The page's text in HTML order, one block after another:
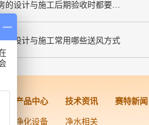
洁净厂房的设计与施工后期验收时都要关注哪几项呢
的设计与施工常用哪些送风方式
产品中心
净化设备
技术资讯
净水相关
赛特新闻